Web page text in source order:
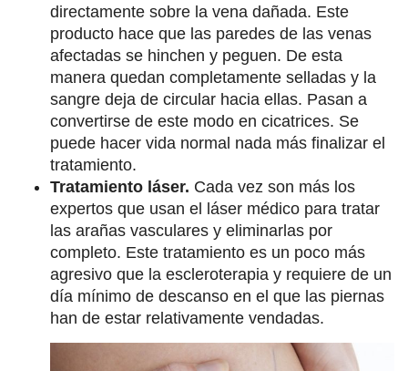
directamente sobre la vena dañada. Este
producto hace que las paredes de las venas
afectadas se hinchen y peguen. De esta
manera quedan completamente selladas y la
sangre deja de circular hacia ellas. Pasan a
convertirse de este modo en cicatrices. Se
puede hacer vida normal nada más finalizar el
tratamiento.
Tratamiento láser. Cada vez son más los
expertos que usan el láser médico para tratar
las arañas vasculares y eliminarlas por
completo. Este tratamiento es un poco más
agresivo que la escleroterapia y requiere de un
día mínimo de descanso en el que las piernas
han de estar relativamente vendadas.